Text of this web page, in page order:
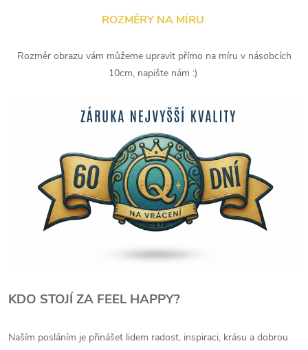
ROZMĚRY NA MÍRU
Rozměr obrazu vám můžeme upravit přímo na míru v násobcích
10cm, napište nám :)
KDO STOJÍ ZA FEEL HAPPY?
Naším posláním je přinášet lidem radost, inspiraci, krásu a dobrou